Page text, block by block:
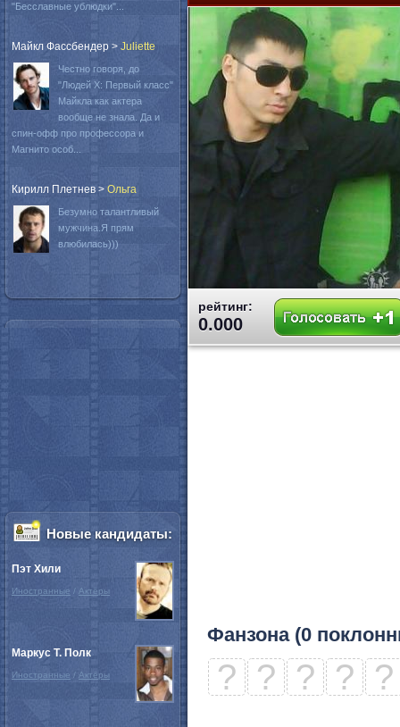
рейтинг:
0.000
Фанзона (0
? ? ? ? ?
"Бесславные ублюдки"...
Майкл Фассбендер > Juliette
Честно говоря, до
"Людей Х: Первый класс"
Майкла как актера
вообще не знала. Да и
спин-офф про профессора и
Магнито особ...
Кирилл Плетнев > Oльга
Безумно талантливый
мужчина.Я прям
влюбилась)))
Новые кандидаты:
Пэт Хили
Иностранные / Актёры
Маркус Т. Полк
Иностранные / Актёры